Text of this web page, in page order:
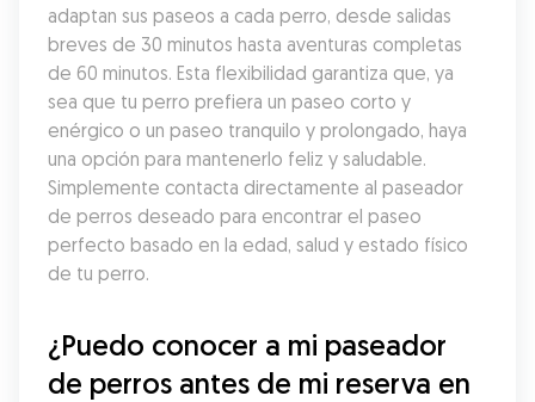
adaptan sus paseos a cada perro, desde salidas
breves de 30 minutos hasta aventuras completas
de 60 minutos. Esta flexibilidad garantiza que, ya
sea que tu perro prefiera un paseo corto y
enérgico o un paseo tranquilo y prolongado, haya
una opción para mantenerlo feliz y saludable.
Simplemente contacta directamente al paseador
de perros deseado para encontrar el paseo
perfecto basado en la edad, salud y estado físico
de tu perro.
¿Puedo conocer a mi paseador
de perros antes de mi reserva en